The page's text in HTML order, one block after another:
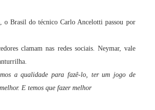
o Brasil do técnico Carlo Ancelotti passou por
clamam nas redes sociais. Neymar, vale
a qualidade para fazê-lo, ter um jogo de
E temos que fazer melhor